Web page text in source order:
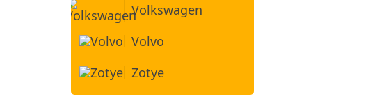
Volkswagen
Volvo
Zotye